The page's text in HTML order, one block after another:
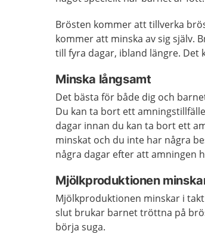
Brösten kommer att tillverka
kommer att minska av sig själv.
till fyra dagar, ibland längre. Det
Minska långsamt
Det bästa för både dig och
Du kan ta bort ett
dagar innan du kan ta bort ett
minskat och du inte har några
några dagar efter att amningen
Mjölkproduktionen
Mjölkproduktionen minskar i
slut brukar barnet tröttna på
börja suga.